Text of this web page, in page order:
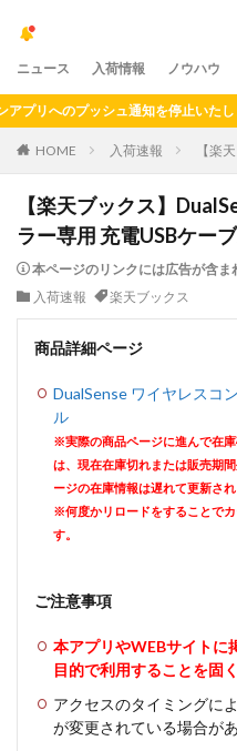
ニュース 入荷情報 ノウハウ
のプッシュ通知を停止いたします。
HOME 入荷速報 【楽
【楽天ブックス】
ラー専用 充電USBケー
本ページのリンクには広告が含ま
入荷速報
楽天ブックス
商品詳細ページ
DualSense ワイヤレスコ
ル
※実際の商品ページに進んで在
は、現在在庫切れまたは販売期
ージの在庫情報は遅れて更新され
※何度かリロードをすることで
す。
ご注意事項
本アプリやWEBサイトに
目的で利用することを固
アクセスのタイミングに
が変更されている場合が